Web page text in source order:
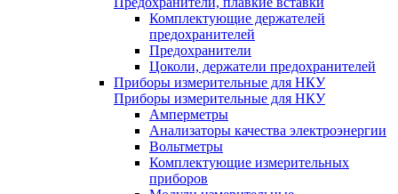
Комплектующие держателей
предохранителей
Предохранители
Цоколи, держатели предохранителей
Приборы измерительные для НКУ
Приборы измерительные для НКУ
Амперметры
Анализаторы качества электроэнергии
Вольтметры
Комплектующие измерительных
приборов